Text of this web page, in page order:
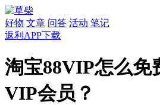
好物 文章 问答 活动 笔记
返利APP下载
淘宝88VIP怎么免
VIP会员？